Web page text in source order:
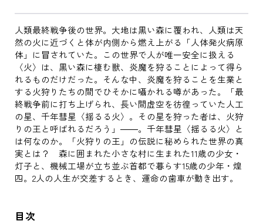
人類最終戦争後の世界。大地は黒い森に覆われ、人類は天
然の火に近づくと体が内側から燃え上がる「人体発火病原
体」に冒されていた。この世界で人が唯一安全に扱える
〈火〉は、黒い森に棲む獣、炎魔を狩ることによって得ら
れるものだけだった。そんな中、炎魔を狩ることを生業と
する火狩りたちの間でひそかに囁かれる噂があった。「最
終戦争前に打ち上げられ、長い間虚空を彷徨っていた人工
の星、千年彗星〈揺るる火〉。その星を狩った者は、火狩
りの王と呼ばれるだろう」――。千年彗星〈揺るる火〉と
は何なのか。「火狩りの王」の伝説に秘められた世界の真
実とは？ 森に囲まれた小さな村に生まれた11歳の少女・
灯子と、機械工場が立ち並ぶ首都で暮らす15歳の少年・煌
四。2人の人生が交差するとき、運命の歯車が動き出す。
目次